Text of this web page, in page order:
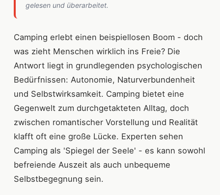
gelesen und überarbeitet.
Camping erlebt einen beispiellosen Boom - doch
was zieht Menschen wirklich ins Freie? Die
Antwort liegt in grundlegenden psychologischen
Bedürfnissen: Autonomie, Naturverbundenheit
und Selbstwirksamkeit. Camping bietet eine
Gegenwelt zum durchgetakteten Alltag, doch
zwischen romantischer Vorstellung und Realität
klafft oft eine große Lücke. Experten sehen
Camping als 'Spiegel der Seele' - es kann sowohl
befreiende Auszeit als auch unbequeme
Selbstbegegnung sein.